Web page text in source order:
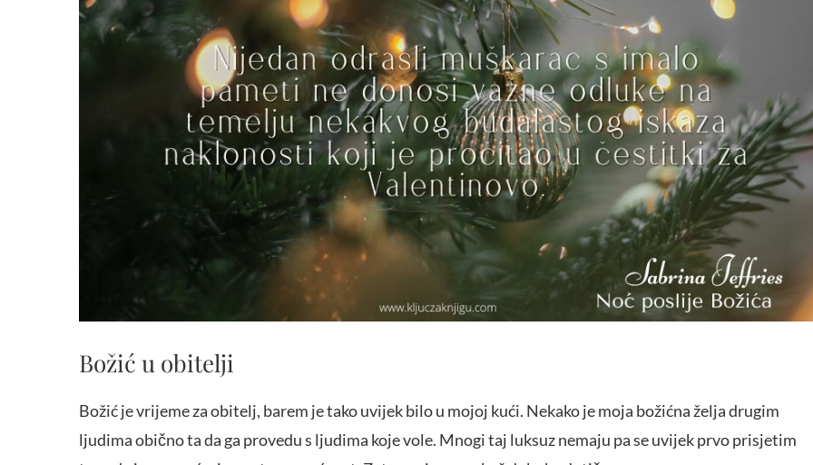
Božić u obitelji
Božić je vrijeme za obitelj, barem je tako uvijek bilo u mojoj kući. Nekako je moja božićna želja drugim
ljudima obično ta da ga provedu s ljudima koje vole. Mnogi taj luksuz nemaju pa se uvijek prvo prisjetim